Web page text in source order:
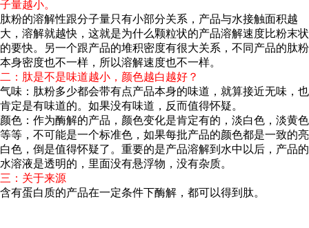
子量越小。
肽粉的溶解性跟分子量只有小部分关系，产品与水接触面积越
大，溶解就越快，这就是为什么颗粒状的产品溶解速度比粉末状
的要快。另一个跟产品的堆积密度有很大关系，不同产品的肽粉
本身密度也不一样，所以溶解速度也不一样。
二：肽是不是味道越小，颜色越白越好？
气味：肽粉多少都会带有点产品本身的味道，就算接近无味，也
肯定是有味道的。如果没有味道，反而值得怀疑。
颜色：作为酶解的产品，颜色变化是肯定有的，淡白色，淡黄色
等等，不可能是一个标准色，如果每批产品的颜色都是一致的亮
白色，倒是值得怀疑了。重要的是产品溶解到水中以后，产品的
水溶液是透明的，里面没有悬浮物，没有杂质。
三：关于来源
含有蛋白质的产品在一定条件下酶解，都可以得到肽。